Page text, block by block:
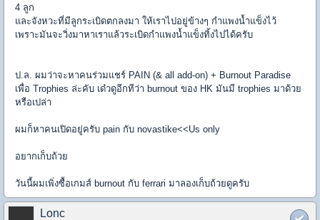
4 ลูก
และจังหวะที่มีลูกระเบิดตกลงมา ให้เราไปอยู่ข้างๆ กำแพงน้ำแข็งไว้
เพราะมันจะวิ่งมาหาเราแล้วระเบิดกำแพงน้ำแข็งทิ้งไปได้ครับ
ป.ล. ผมว่าจะหาคนร่วมแชร์ PAIN (& all add-on) + Burnout Paradise
เพื่อ Trophies ล่ะคับ เด๋วดูอีกทีว่า burnout ของ HK มันมี trophies มาด้วย
หรือเปล่า
ผมก็หาคนเปิดอยู่ครับ pain กับ novastike<<Us only
อยากเก็บถ้วย
วันนี้ผมเพิ่งซื้อเกมส์ burnout กับ ferrari มาลองเก็บถ้วยดูครับ
Lonc